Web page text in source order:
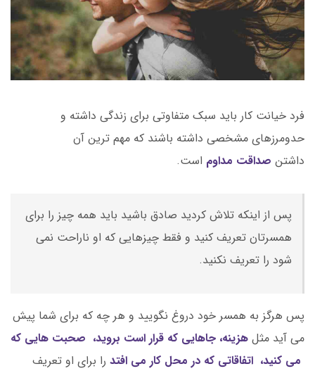
فرد خیانت کار باید سبک متفاوتی برای زندگی داشته و
حدومرزهای مشخصی داشته باشند که مهم ترین آن
داشتن صداقت مداوم است.
پس از اینکه تلاش کردید صادق باشید باید همه چیز را برای
همسرتان تعریف کنید و فقط چیزهایی که او ناراحت نمی
شود را تعریف نکنید.
پس هرگز به همسر خود دروغ نگویید و هر چه که برای شما پیش
می آید مثل هزینه، جاهایی که قرار است بروید، صحبت هایی که
می کنید، اتفاقاتی که در محل کار می افتد را برای او تعریف